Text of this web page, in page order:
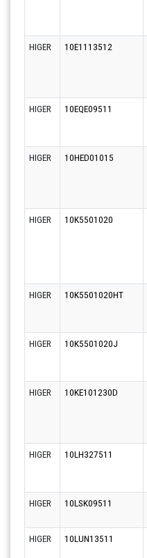
HIGER 10E1113512
HIGER 10EQE09511
HIGER 10HED01015
HIGER 10K5501020
HIGER 10K5501020HT
HIGER 10K5501020J
HIGER 10KE101230D
HIGER 10LH327511
HIGER 10LSK09511
HIGER 10LUN13511